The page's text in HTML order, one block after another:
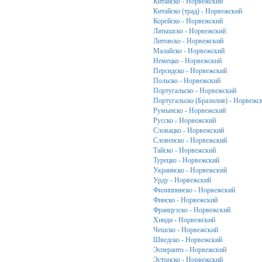
Китайско (трад) - Норвежский
Корейско - Норвежский
Латышско - Норвежский
Литовско - Норвежский
Малайско - Норвежский
Немецко - Норвежский
Персидско - Норвежский
Польско - Норвежский
Португальско - Норвежский
Португальско (Бразилия) -
Румынско - Норвежский
Русско - Норвежский
Словацко - Норвежский
Словенско - Норвежский
Тайско - Норвежский
Турецко - Норвежский
Украинско - Норвежский
Урду - Норвежский
Филиппинско - Норвежский
Финско - Норвежский
Французско - Норвежский
Хинди - Норвежский
Чешско - Норвежский
Шведско - Норвежский
Эсперанто - Норвежский
Эстонско - Норвежский